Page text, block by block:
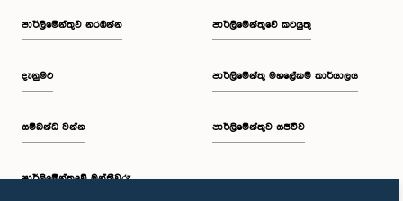
පාර්ලි‌මේන්තුව නරඹන්න
දැනුමට
සම්බන්ධ වන්න
පාර්ලි‌මේන්තුවේ මන්ත්‍රීවරු
පාර්ලිමේන්තුවේ කටයුතු
පාර්ලිමේන්තු මහලේකම් කාර්යාලය
පාර්ලිමේන්තුව සජීවීව